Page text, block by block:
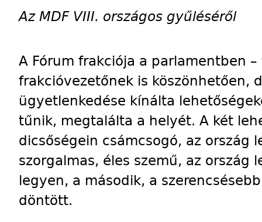
Az MDF VIII. országos gyűléséről
A Fórum frakciója a parlamentben
frakcióvezetőnek is köszönhetően,
ügyetlenkedése kínálta
tűnik, megtalálta a helyét. A két
dicsőségein csámcsogó, az ország
szorgalmas, éles szemű, az ország
legyen, a második, a
döntött.